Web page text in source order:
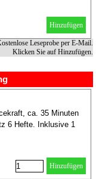
Hinzufügen
Leseprobe per E-Mail.
Klicken Sie auf Hinzufügen.
ca. 35 Minuten
6 Hefte. Inklusive 1
Hinzufügen